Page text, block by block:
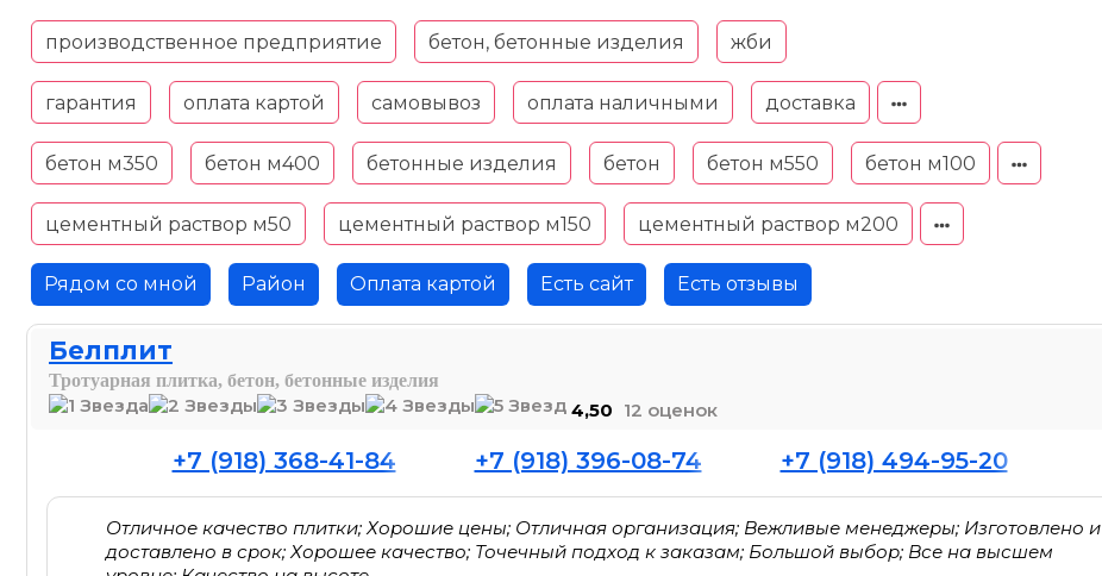
производственное предприятие бетон, бетонные изделия жби
гарантия оплата картой самовывоз оплата наличными доставка
бетон м350 бетон м400 бетонные изделия бетон бетон м550 бетон м100
цементный раствор м50 цементный раствор м150 цементный раствор м200
Рядом со мной Район Оплата картой Есть сайт Есть отзывы
Белплит
Тротуарная плитка, бетон, бетонные изделия
4,50 12 оценок
+7 (918) 368-41-84 +7 (918) 396-08-74 +7 (918) 494-95-20
Отличное качество плитки; Хорошие цены; Отличная организация; Вежливые менеджеры; Изготовлено и
доставлено в срок; Хорошее качество; Точечный подход к заказам; Большой выбор; Все на высшем